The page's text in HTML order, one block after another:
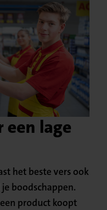
een lage
het beste vers ook
boodschappen.
product koopt